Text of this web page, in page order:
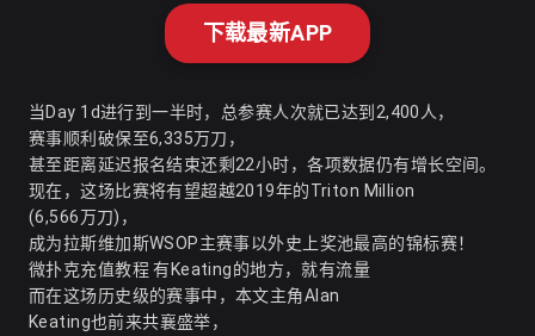
下载最新APP
当Day 1d进行到一半时，总参赛人次就已达到2,400人，
赛事顺利破保至6,335万刀，
甚至距离延迟报名结束还剩22小时，各项数据仍有增长空间。
现在，这场比赛将有望超越2019年的Triton Million
(6,566万刀)，
成为拉斯维加斯WSOP主赛事以外史上奖池最高的锦标赛！
微扑克充值教程有Keating的地方，就有流量
而在这场历史级的赛事中，本文主角Alan
Keating也前来共襄盛举，